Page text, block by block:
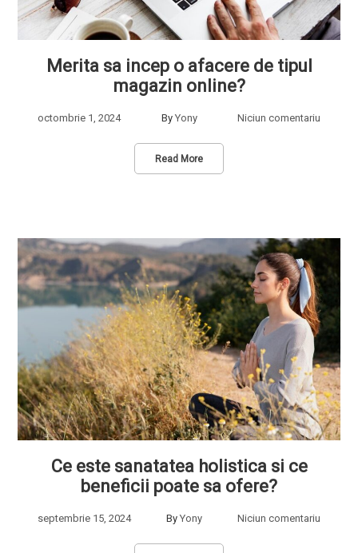
Merita sa incep o afacere de tipul
magazin online?
octombrie 1, 2024 By Yony Niciun comentariu
Read More
Ce este sanatatea holistica si ce
beneficii poate sa ofere?
septembrie 15, 2024 By Yony Niciun comentariu